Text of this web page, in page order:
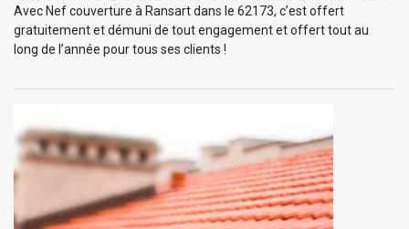
Avec Nef couverture à Ransart dans le 62173, c’est offert
gratuitement et démuni de tout engagement et offert tout au
long de l’année pour tous ses clients !